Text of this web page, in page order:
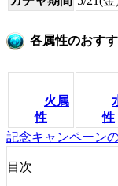
各属性のおす
火属
性
性
記念キャンペーン
目次